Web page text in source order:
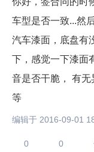
车型是否一致...然
汽车漆面，底盘有
下，感觉一下漆面
音是否干脆， 有
等
编辑于 2016-09-01
0 0